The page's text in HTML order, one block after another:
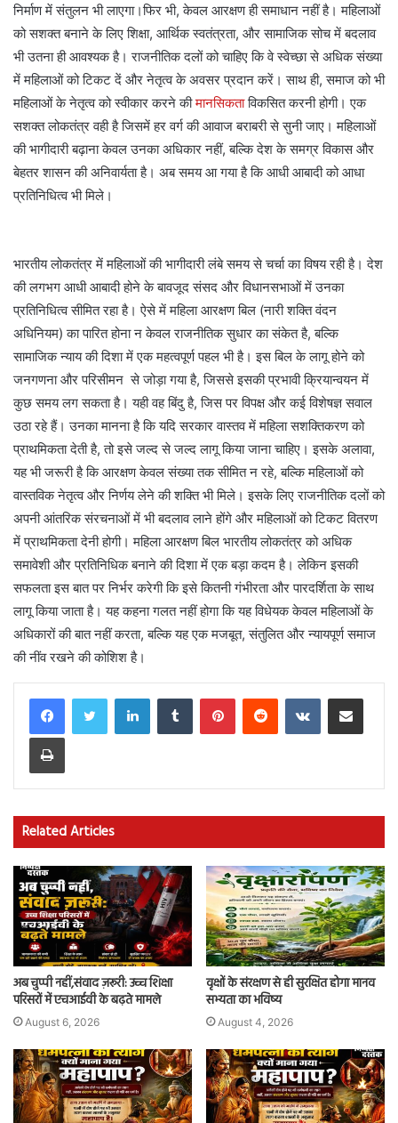
निर्माण में संतुलन भी लाएगा।फिर भी, केवल आरक्षण ही समाधान नहीं है। महिलाओं
को सशक्त बनाने के लिए शिक्षा, आर्थिक स्वतंत्रता, और सामाजिक सोच में बदलाव
भी उतना ही आवश्यक है। राजनीतिक दलों को चाहिए कि वे स्वेच्छा से अधिक संख्या
में महिलाओं को टिकट दें और नेतृत्व के अवसर प्रदान करें। साथ ही, समाज को भी
महिलाओं के नेतृत्व को स्वीकार करने कीमानसिकताविकसित करनी होगी। एक
सशक्त लोकतंत्र वही है जिसमें हर वर्ग की आवाज बराबरी से सुनी जाए। महिलाओं
की भागीदारी बढ़ाना केवल उनका अधिकार नहीं, बल्कि देश के समग्र विकास और
बेहतर शासन की अनिवार्यता है। अब समय आ गया है कि आधी आबादी को आधा
प्रतिनिधित्व भी मिले।
भारतीय लोकतंत्र में महिलाओं की भागीदारी लंबे समय से चर्चा का विषय रही है। देश
की लगभग आधी आबादी होने के बावजूद संसद और विधानसभाओं में उनका
प्रतिनिधित्व सीमित रहा है। ऐसे में महिला आरक्षण बिल (नारी शक्ति वंदन
अधिनियम) का पारित होना न केवल राजनीतिक सुधार का संकेत है, बल्कि
सामाजिक न्याय की दिशा में एक महत्वपूर्ण पहल भी है। इस बिल के लागू होने को
जनगणना और परिसीमन से जोड़ा गया है, जिससे इसकी प्रभावी क्रियान्वयन में
कुछ समय लग सकता है। यही वह बिंदु है, जिस पर विपक्ष और कई विशेषज्ञ सवाल
उठा रहे हैं। उनका मानना है कि यदि सरकार वास्तव में महिला सशक्तिकरण को
प्राथमिकता देती है, तो इसे जल्द से जल्द लागू किया जाना चाहिए। इसके अलावा,
यह भी जरूरी है कि आरक्षण केवल संख्या तक सीमित न रहे, बल्कि महिलाओं को
वास्तविक नेतृत्व और निर्णय लेने की शक्ति भी मिले। इसके लिए राजनीतिक दलों को
अपनी आंतरिक संरचनाओं में भी बदलाव लाने होंगे और महिलाओं को टिकट वितरण
में प्राथमिकता देनी होगी। महिला आरक्षण बिल भारतीय लोकतंत्र को अधिक
समावेशी और प्रतिनिधिक बनाने की दिशा में एक बड़ा कदम है। लेकिन इसकी
सफलता इस बात पर निर्भर करेगी कि इसे कितनी गंभीरता और पारदर्शिता के साथ
लागू किया जाता है। यह कहना गलत नहीं होगा कि यह विधेयक केवल महिलाओं के
अधिकारों की बात नहीं करता, बल्कि यह एक मजबूत, संतुलित और न्यायपूर्ण समाज
की नींव रखने की कोशिश है।
LinkedInTumblr PinterestReddit VKontakteShare via Email
Print
Related Articles
अब चुप्पी नहीं,संवाद ज़रूरी: उच्च शिक्षा
परिसरों में एचआईवी के बढ़ते मामले
August 6, 2026
वृक्षों के संरक्षण से ही सुरक्षित होगा मानव
सभ्यता का भविष्य
August 4, 2026